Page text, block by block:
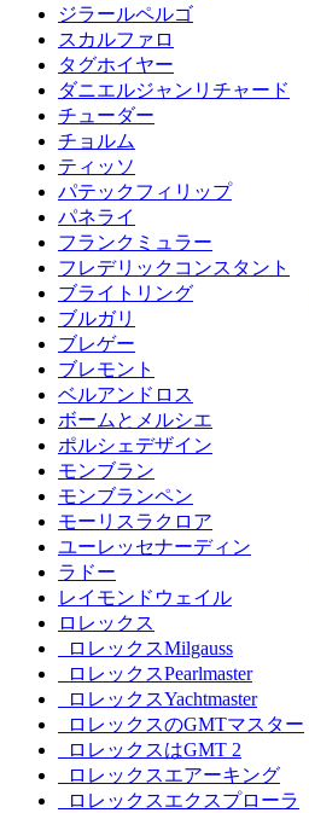
ジラールペルゴ
スカルファロ
タグホイヤー
ダニエルジャンリチャード
チューダー
チョルム
ティッソ
パテックフィリップ
パネライ
フランクミュラー
フレデリックコンスタント
ブライトリング
ブルガリ
ブレゲー
ブレモント
ベルアンドロス
ボームとメルシエ
ポルシェデザイン
モンブラン
モンブランペン
モーリスラクロア
ユーレッセナーディン
ラドー
レイモンドウェイル
ロレックス
ロレックスMilgauss
ロレックスPearlmaster
ロレックスYachtmaster
ロレックスのGMTマスター
ロレックスはGMT 2
ロレックスエアーキング
ロレックスエクスプローラ